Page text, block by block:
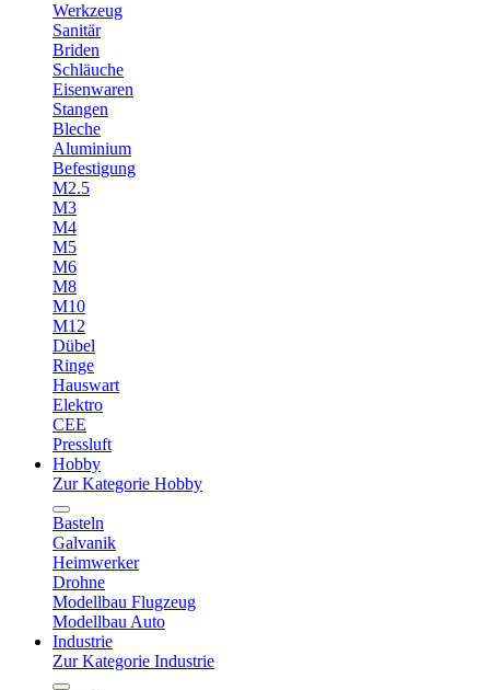
Werkzeug
Sanitär
Briden
Schläuche
Eisenwaren
Stangen
Bleche
Aluminium
Befestigung
M2.5
M3
M4
M5
M6
M8
M10
M12
Dübel
Ringe
Hauswart
Elektro
CEE
Pressluft
Hobby
Zur Kategorie Hobby
Basteln
Galvanik
Heimwerker
Drohne
Modellbau Flugzeug
Modellbau Auto
Industrie
Zur Kategorie Industrie